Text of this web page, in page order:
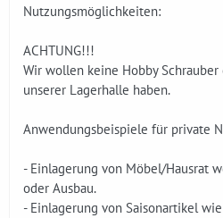
Nutzungsmöglichkeiten:
ACHTUNG!!!
Wir wollen keine Hobby
unserer Lagerhalle haben.
Anwendungsbeispiele für private
- Einlagerung von Möbel/Hausrat
oder Ausbau.
- Einlagerung von Saisonartikel